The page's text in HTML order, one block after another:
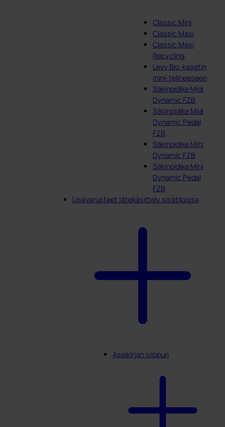
Classic Mini
Classic Maxi
Classic Maxi
Recycling
Levy Bio-kasetin
mini-telineeseen
Säkinpidike Midi
Dynamic FZB
Säkinpidike Midi
Dynamic Pedal
FZB
Säkinpidike Mini
Dynamic FZB
Säkinpidike Mini
Dynamic Pedal
FZB
Lisävarusteet jätekäsittely sisätiloissa
Asiakirjan silppuri